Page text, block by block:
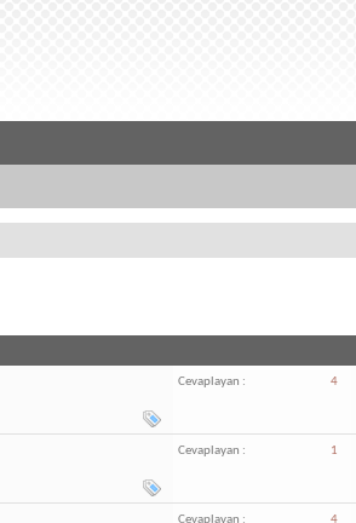
Cevaplayan : 4
Cevaplayan : 1
Cevaplayan : 4